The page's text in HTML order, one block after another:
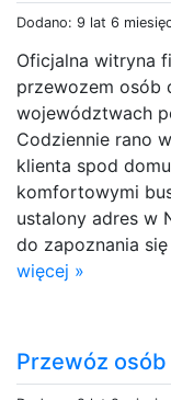
Dodano: 9 lat 6
Oficjalna witryna
przewozem osób
województwach
Codziennie rano
klienta spod
komfortowymi
ustalony adres w
do zapoznania
więcej »
Przewóz